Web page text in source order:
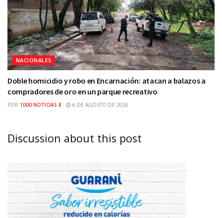
NACIONALES
Doble homicidio y robo en Encarnación: atacan a balazos a
compradores de oro en un parque recreativo
POR 1000 NOTICIAS 8 6 DE AGOSTO DE 2026
Discussion about this post